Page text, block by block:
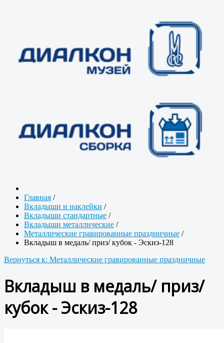
Главная /
Вкладыши и наклейки /
Вкладыши стандартные /
Вкладыши металлические /
Металлические гравированные праздничные /
Вкладыш в медаль/ приз/ кубок - Эскиз-128
Вернуться к: Металлические гравированные праздничные
Вкладыш в медаль/ приз/
кубок - Эскиз-128